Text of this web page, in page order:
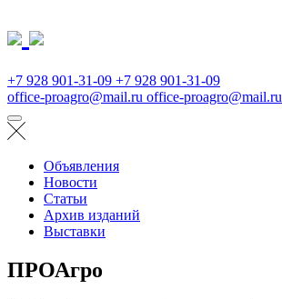
+7 928 901-31-09 +7 928 901-31-09
office-proagro@mail.ru office-proagro@mail.ru
Объявления
Новости
Статьи
Архив изданий
Выставки
ПРОАгро